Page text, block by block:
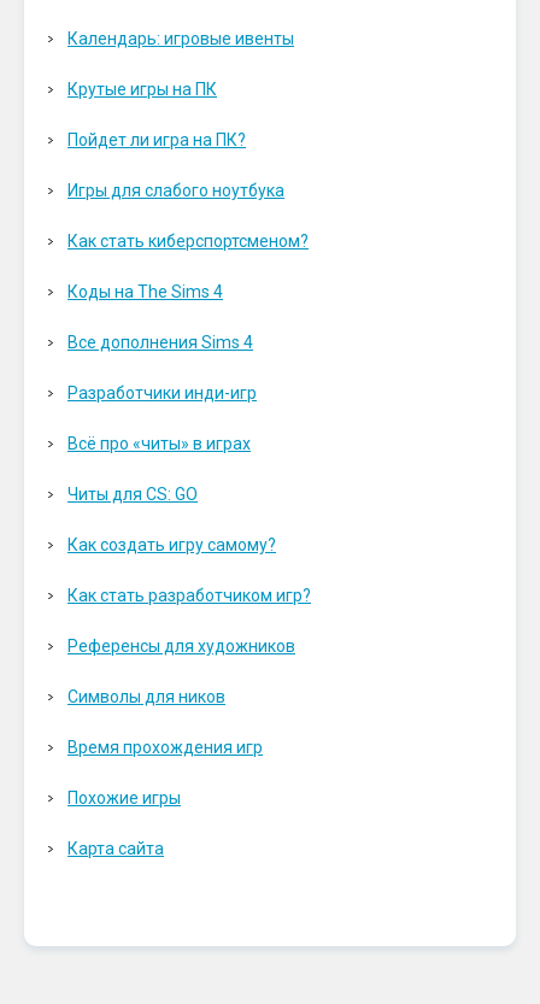
Календарь: игровые ивенты
Крутые игры на ПК
Пойдет ли игра на ПК?
Игры для слабого ноутбука
Как стать киберспортсменом?
Коды на The Sims 4
Все дополнения Sims 4
Разработчики инди-игр
Всё про «читы» в играх
Читы для CS: GO
Как создать игру самому?
Как стать разработчиком игр?
Референсы для художников
Символы для ников
Время прохождения игр
Похожие игры
Карта сайта